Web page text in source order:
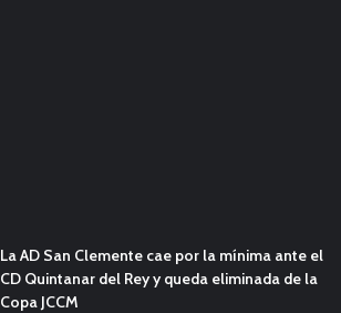
La AD San Clemente cae por la mínima ante el
CD Quintanar del Rey y queda eliminada de la
Copa JCCM